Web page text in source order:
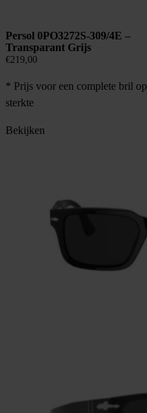
Persol 0PO3272S-309/4E –
Transparant Grijs
€219,00
* Prijs voor een complete bril op
sterkte
Bekijken